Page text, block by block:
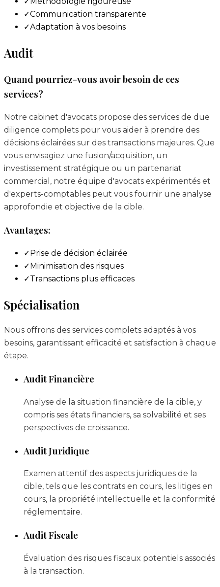
✓Communication transparente
✓Adaptation à vos besoins
Audit
Quand pourriez-vous avoir besoin de ces
services?
Notre cabinet d'avocats propose des services de due
diligence complets pour vous aider à prendre des
décisions éclairées sur des transactions majeures. Que
vous envisagiez une fusion/acquisition, un
investissement stratégique ou un partenariat
commercial, notre équipe d'avocats expérimentés et
d'experts-comptables peut vous fournir une analyse
approfondie et objective de la cible.
Avantages:
✓Prise de décision éclairée
✓Minimisation des risques
✓Transactions plus efficaces
Spécialisation
Nous offrons des services complets adaptés à vos
besoins, garantissant efficacité et satisfaction à chaque
étape.
Audit Financière
Analyse de la situation financière de la cible, y
compris ses états financiers, sa solvabilité et ses
perspectives de croissance.
Audit Juridique
Examen attentif des aspects juridiques de la
cible, tels que les contrats en cours, les litiges en
cours, la propriété intellectuelle et la conformité
réglementaire.
Audit Fiscale
Évaluation des risques fiscaux potentiels associés
à la transaction.